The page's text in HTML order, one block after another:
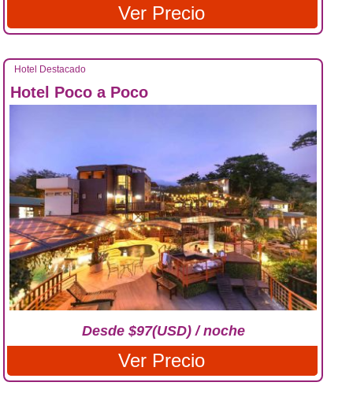
Ver Precio
Hotel Destacado
Hotel Poco a Poco
Desde $97(USD) / noche
Ver Precio